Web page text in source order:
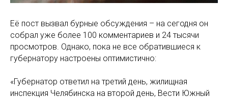
Её пост вызвал бурные обсуждения – на сегодня он
собрал уже более 100 комментариев и 24 тысячи
просмотров. Однако, пока не все обратившиеся к
губернатору настроены оптимистично:
«Губернатор ответил на третий день, жилищная
инспекция Челябинска на второй день, Вести Южный